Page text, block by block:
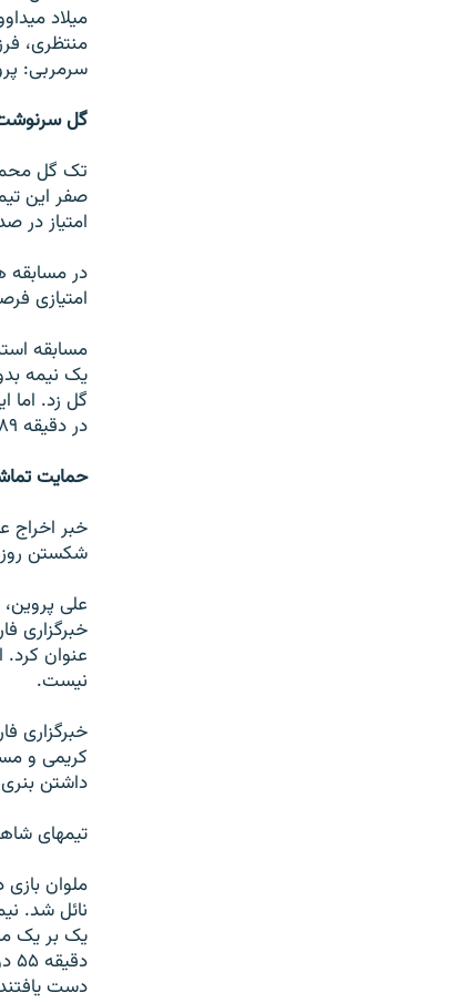
منتظری، فرزاد
سرمربی:
گل
امتياز در
در مسابقه
امتيازی
مسابقه
گل زد. اما
در دقيقه ۸۹ به ثمر رسيد.
حمايت
خبر اخراج
شکستن
علی
خبرگزاری
عنوان
نيست.
خبرگزاری
کريمی و
داشتن
تيمهای
ملوان بازی
نائل شد.
دست